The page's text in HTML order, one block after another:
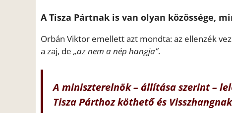
A Tisza Pártnak is van olyan közössége,
Orbán Viktor emellett azt mondta: az ellenzék
a zaj, de „az nem a nép hangja”.
A miniszterelnök – állítása szerint –
Tisza Párthoz köthető és